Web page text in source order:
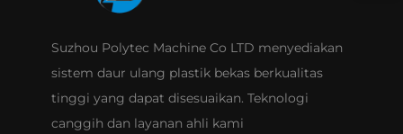
Suzhou Polytec Machine Co LTD menyediakan
sistem daur ulang plastik bekas berkualitas
tinggi yang dapat disesuaikan. Teknologi
canggih dan layanan ahli kami